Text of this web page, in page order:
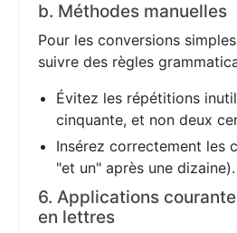
b. Méthodes manuelles
Pour les conversions
suivre des règles
Évitez les répétitions
cinquante, et non deux
Insérez correctement les
"et un" après une dizaine).
6. Applications
en lettres